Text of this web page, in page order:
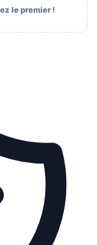
le premier !